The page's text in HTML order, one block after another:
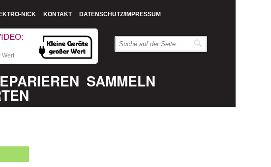
NICK KONTAKT DATENSCHUTZ/IMPRESSUM
Wert
SAMMELN